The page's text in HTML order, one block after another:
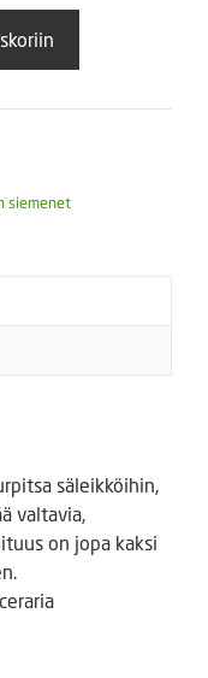
siemenet
säleikköihin,
valtavia,
on jopa kaksi